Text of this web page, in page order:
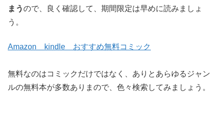
まうので、良く確認して、期間限定は早めに読みましょ
う。
Amazon kindle おすすめ無料コミック
無料なのはコミックだけではなく、ありとあらゆるジャン
ルの無料本が多数ありまので、色々検索してみましょう。